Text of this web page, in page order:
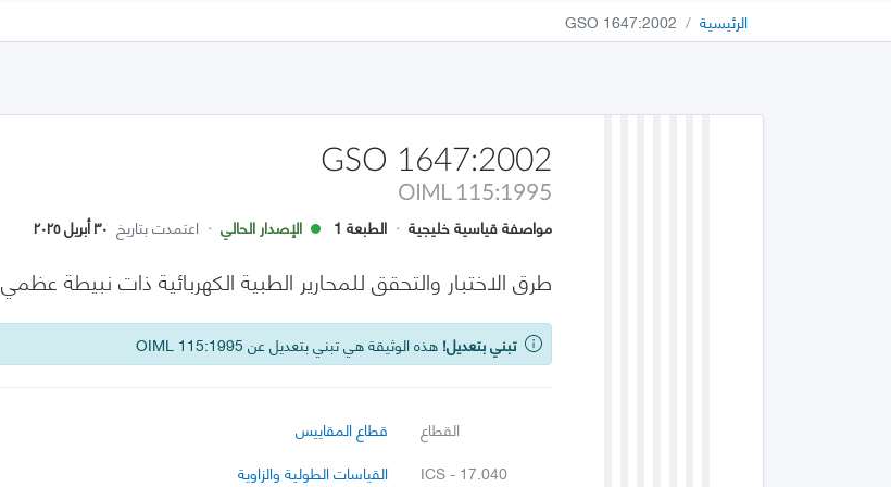
الرئيسية GSO 1647:2002
GSO 1647:2002
OIML 115:1995
مواصفة قياسية خليجية · الطبعة 1 الإصدار الحالي · اعتمدت بتاريخ ٣٠ أبريل ٢٠٢٥
طرق الاختبار والتحقق للمحارير الطبية الكهربائية ذات نبيطة عظمي
تبني بتعديل! هذه الوثيقة هي تبني بتعديل عن OIML 115:1995
القطاع
قطاع المقاييس
ICS - 17.040
القياسات الطولية والزاوية